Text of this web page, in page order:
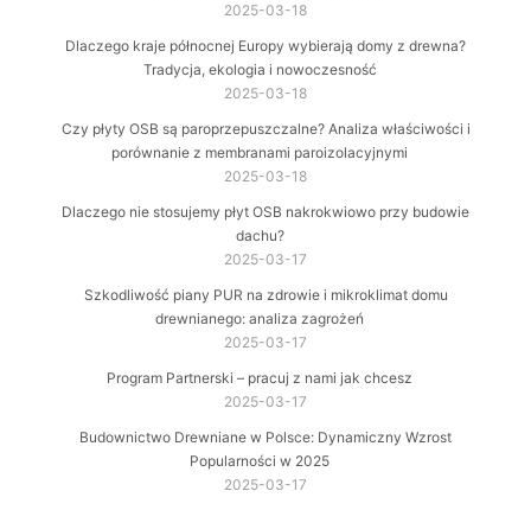
2025-03-18
Dlaczego kraje północnej Europy wybierają domy z drewna?
Tradycja, ekologia i nowoczesność
2025-03-18
Czy płyty OSB są paroprzepuszczalne? Analiza właściwości i
porównanie z membranami paroizolacyjnymi
2025-03-18
Dlaczego nie stosujemy płyt OSB nakrokwiowo przy budowie
dachu?
2025-03-17
Szkodliwość piany PUR na zdrowie i mikroklimat domu
drewnianego: analiza zagrożeń
2025-03-17
Program Partnerski – pracuj z nami jak chcesz
2025-03-17
Budownictwo Drewniane w Polsce: Dynamiczny Wzrost
Popularności w 2025
2025-03-17